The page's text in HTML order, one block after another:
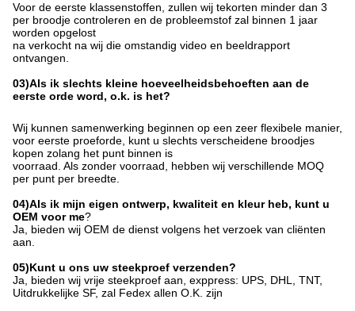
Voor de eerste klassenstoffen, zullen wij tekorten minder dan 3
per broodje controleren en de probleemstof zal binnen 1 jaar
worden opgelost
na verkocht na wij die omstandig video en beeldrapport
ontvangen.
03)Als ik slechts kleine hoeveelheidsbehoeften aan de
eerste orde word, o.k. is het?
Wij kunnen samenwerking beginnen op een zeer flexibele manier,
voor eerste proeforde, kunt u slechts verscheidene broodjes
kopen zolang het punt binnen is
voorraad. Als zonder voorraad, hebben wij verschillende MOQ
per punt per breedte.
04)Als ik mijn eigen ontwerp, kwaliteit en kleur heb, kunt u
OEM voor me?
Ja, bieden wij OEM de dienst volgens het verzoek van cliënten
aan.
05)Kunt u ons uw steekproef verzenden?
Ja, bieden wij vrije steekproef aan, exppress: UPS, DHL, TNT,
Uitdrukkelijke SF, zal Fedex allen O.K. zijn